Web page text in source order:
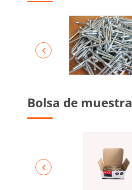
Bolsa de muestra